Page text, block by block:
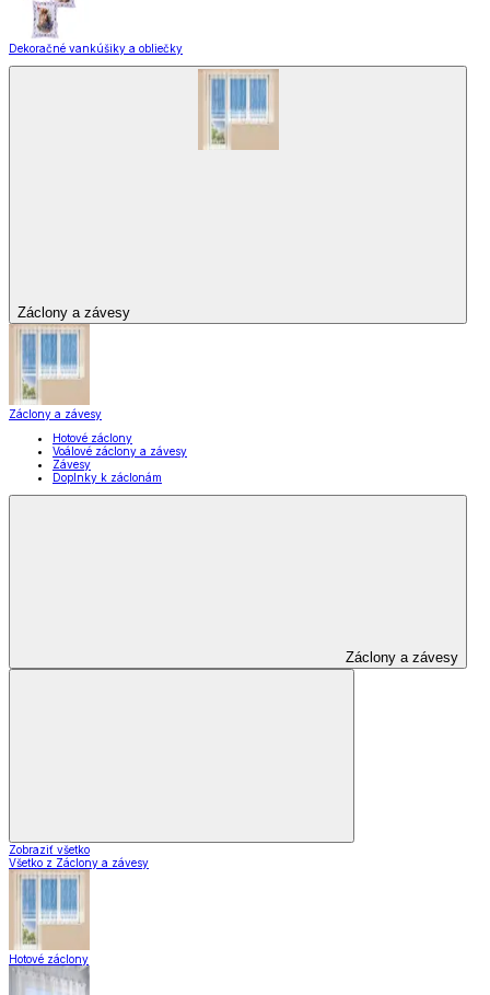
Dekoračné vankúšiky a obliečky
Záclony a závesy
Záclony a závesy
Hotové záclony
Voálové záclony a závesy
Závesy
Doplnky k záclonám
Záclony a závesy
Zobraziť všetko
Všetko z Záclony a závesy
Hotové záclony